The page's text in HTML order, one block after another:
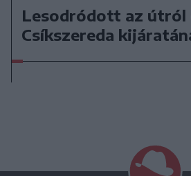
Lesodródott az útról
Csíkszereda